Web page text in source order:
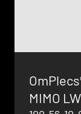
MIMO